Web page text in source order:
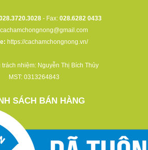
- Fax: 028.6282 0433
cachamchongnong@gmail.com
https://cachamchongnong.vn/
trách nhiệm: Nguyễn Thị Bích Thủy
MST: 0313264843
SÁCH BÁN HÀNG